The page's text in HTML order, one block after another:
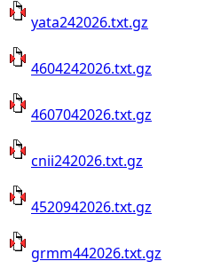
yata242026.txt.gz
4604242026.txt.gz
4607042026.txt.gz
cnii242026.txt.gz
4520942026.txt.gz
grmm442026.txt.gz